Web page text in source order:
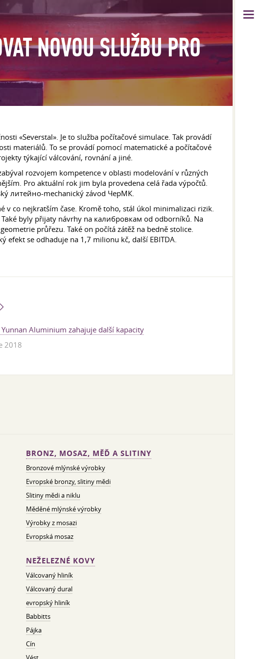
NOVOU SLUŽBU PRO
«Severstal». Je to služba počítačové simulace. Tak provádí
materiálů. To se provádí pomocí matematické a počítačové
týkající válcování, rovnání a jiné.
rozvojem kompetence v oblasti modelování v různých
Pro aktuální rok jim byla provedena celá řada výpočtů.
литейно-mechanický závod ЧерМК.
co nejkratším čase. Kromě toho, stál úkol minimalizaci rizik.
byly přijaty návrhy na калибровкам od odborníků. Na
průřezu. Také on počítá zátěž na bedně stolice.
efekt se odhaduje na 1,7 milionu kč, další EBITDA.
Yunnan Aluminium zahajuje další kapacity
2018
BRONZ, MOSAZ, MĚĎ A SLITINY
Bronzové mlýnské výrobky
Evropské bronzy, slitiny mědi
Slitiny mědi a niklu
Měděné mlýnské výrobky
Výrobky z mosazi
Evropská mosaz
NEŽELEZNÉ KOVY
Válcovaný hliník
Válcovaný dural
evropský hliník
Babbitts
Pájka
Cín